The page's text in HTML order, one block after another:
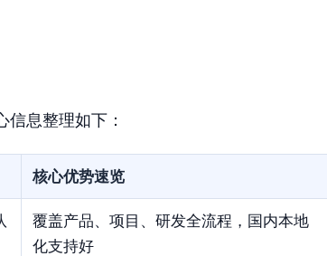
息整理如下：
核心优势速览
覆盖产品、项目、研发全流程，国内本地
化支持好